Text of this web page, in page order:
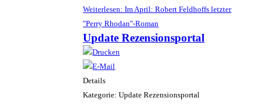
Weiterlesen: Im April: Robert Feldhoffs letzter
"Perry Rhodan"-Roman
Update Rezensionsportal
Details
Kategorie: Update Rezensionsportal